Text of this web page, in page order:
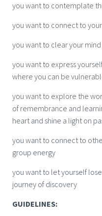
you want to contemplate
you want to connect to
you want to clear your
you want to express
where you can be
you want to explore the
of remembrance and
heart and shine a light on
you want to connect to
group energy
you want to let yourself
journey of discovery
GUIDELINES: